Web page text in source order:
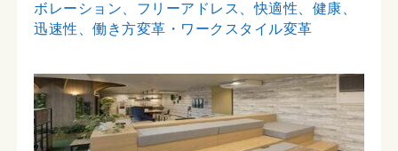
ボレーション、フリーアドレス、快適性、健康、
迅速性、働き方変革・ワークスタイル変革